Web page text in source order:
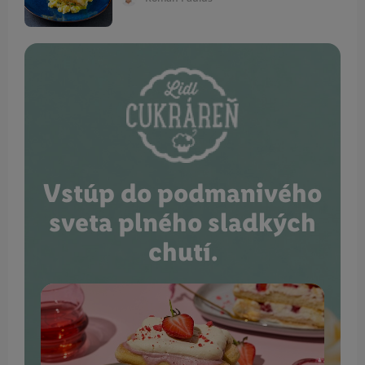
Vstúp do podmanivého
sveta plného sladkých
chutí.